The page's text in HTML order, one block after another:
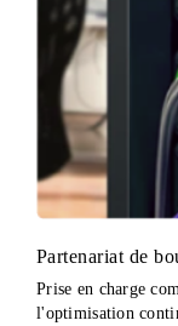
Partenariat de
Prise en charge
l'optimisation